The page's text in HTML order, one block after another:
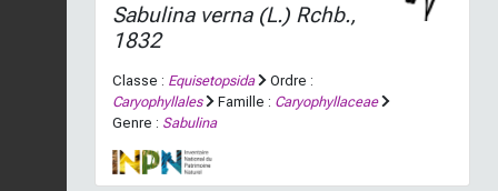
Sabulina verna(L.) Rchb.,
1832
Classe : Equisetopsida
Ordre :
Caryophyllales
Famille : Caryophyllaceae
Genre : Sabulina